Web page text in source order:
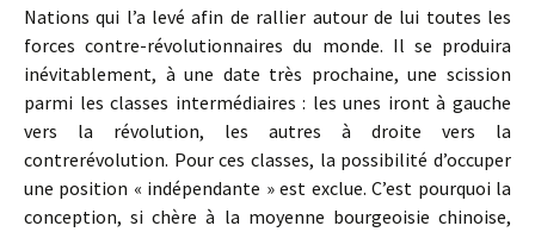
Nations qui l’a levé afin de rallier autour de lui toutes les
forces contre-révolutionnaires du monde. Il se produira
inévitablement, à une date très prochaine, une scission
parmi les classes intermédiaires : les unes iront à gauche
vers la révolution, les autres à droite vers la
contrerévolution. Pour ces classes, la possibilité d’occuper
une position « indépendante » est exclue. C’est pourquoi la
conception, si chère à la moyenne bourgeoisie chinoise,